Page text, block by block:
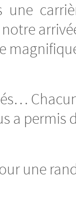
une
a permis
une